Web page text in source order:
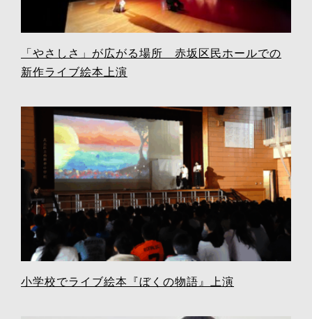
「やさしさ」が広がる場所 赤坂区民ホールでの
新作ライブ絵本上演
小学校でライブ絵本『ぼくの物語』上演